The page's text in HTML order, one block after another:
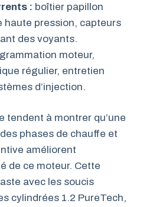
: boîtier papillon
haute pression, capteurs
des voyants.
moteur,
régulier, entretien
d’injection.
tendent à montrer qu’une
phases de chauffe et
améliorent
de ce moteur. Cette
avec les soucis
cylindrées 1.2 PureTech,